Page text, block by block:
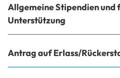
Allgemeine Stipendien und
Unterstützung
Antrag auf Erlass/